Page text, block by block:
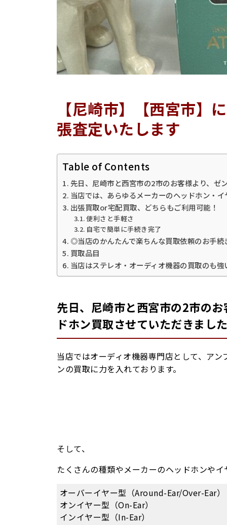
【尼崎市】【西宮市】
張査定いたします
Table of Contents
先日、尼崎市と西宮市の2市のお客様より、ゼ
当店では、あらゆるメーカーのヘッドホン・
出張買取or宅配買取、どちらもご利用可能！
便利さと手軽さ
自宅で簡単に手続き完了
◎当店のかんたんで楽ちんな買取依頼のお手続
買取品目
当店はステレオ・オーディオ機器の買取のも強
先日、尼崎市と西宮市の2市の
ドホン買取させていただきました
当店ではオーディオ機器専門店として、ア
ンの買取に力を入れております。
そして、
たくさんの種類やメーカーのヘッドホンや
オーバーイヤー型（Around-Ear/Over-Ear）
オンイヤー型（On-Ear）
インイヤー型（In-Ear）